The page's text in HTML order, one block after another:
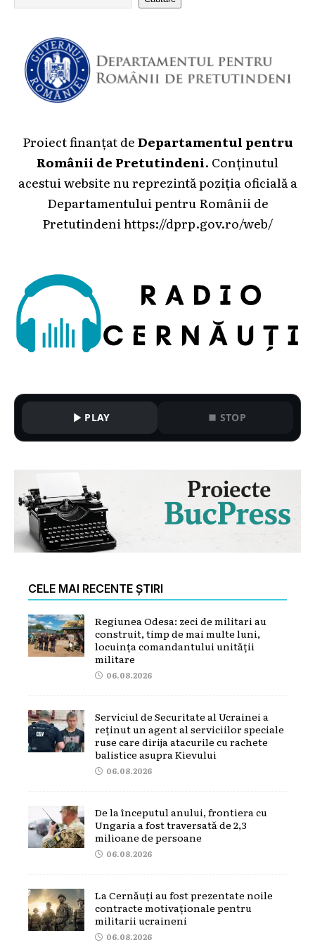
Proiect finanțat deDepartamentul pentru
Românii de Pretutindeni. Conținutul
acestui website nu reprezintă poziția oficială a
Departamentului pentru Românii de
Pretutindeni https://dprp.gov.ro/web/
PLAY STOP
CELE MAI RECENTE ȘTIRI
Regiunea Odesa: zeci de militari au
construit, timp de mai multe luni,
locuința comandantului unității
militare
06.08.2026
Serviciul de Securitate al Ucrainei a
reținut un agent al serviciilor speciale
ruse care dirija atacurile cu rachete
balistice asupra Kievului
06.08.2026
De la începutul anului, frontiera cu
Ungaria a fost traversată de 2,3
milioane de persoane
06.08.2026
La Cernăuți au fost prezentate noile
contracte motivaționale pentru
militarii ucraineni
06.08.2026